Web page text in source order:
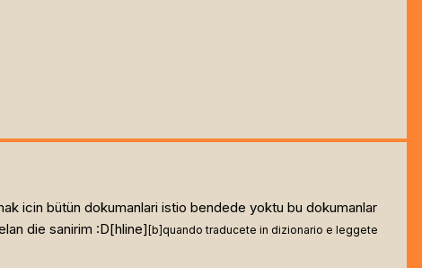
icin bütün dokumanlari istio bendede yoktu bu dokumanlar
die sanirim :D[hline] [b]quando traducete in dizionario e leggete